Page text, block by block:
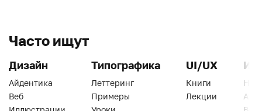
Часто ищут
Дизайн
Айдентика
Веб
Типографика
Леттеринг
Примеры
UI/UX
Книги
Лекции